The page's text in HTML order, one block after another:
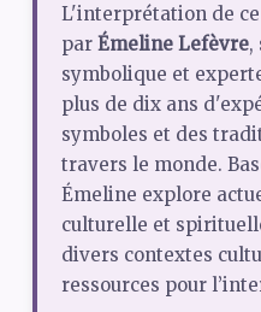
L'interprétation de
par Émeline Lefèvre,
symbolique et
plus de dix ans
symboles et des
travers le monde.
Émeline explore
culturelle et
divers contextes
ressources pour